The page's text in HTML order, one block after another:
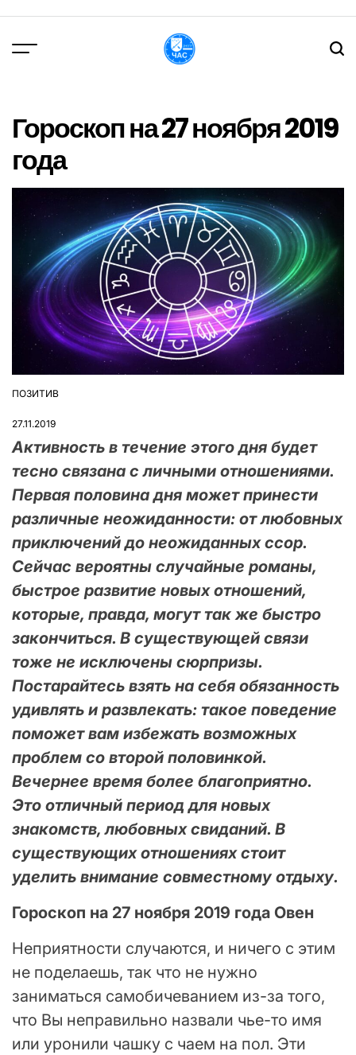
вмісту
Гороскоп на 27 ноября 2019
года
ОПУБЛІКУВАТИ
ПОЗИТИВ
27.11.2019
Активность в течение этого дня будет
тесно связана с личными отношениями.
Первая половина дня может принести
различные неожиданности: от любовных
приключений до неожиданных ссор.
Сейчас вероятны случайные романы,
быстрое развитие новых отношений,
которые, правда, могут так же быстро
закончиться. В существующей связи
тоже не исключены сюрпризы.
Постарайтесь взять на себя обязанность
удивлять и развлекать: такое поведение
поможет вам избежать возможных
проблем со второй половинкой.
Вечернее время более благоприятно.
Это отличный период для новых
знакомств, любовных свиданий. В
существующих отношениях стоит
уделить внимание совместному отдыху.
Гороскоп на 27 ноября 2019 года Овен
Неприятности случаются, и ничего с этим
не поделаешь, так что не нужно
заниматься самобичеванием из-за того,
что Вы неправильно назвали чье-то имя
или уронили чашку с чаем на пол. Эти